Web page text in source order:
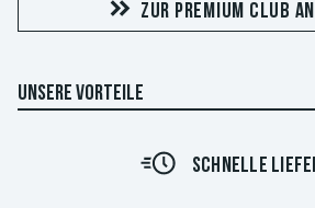
ZUR PREMIUM CLUB
UNSERE VORTEILE
SCHNELLE